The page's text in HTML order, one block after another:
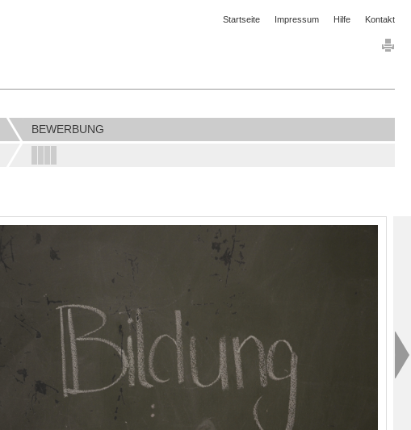
Startseite Impressum Hilfe Kontakt
BEWERBUNG